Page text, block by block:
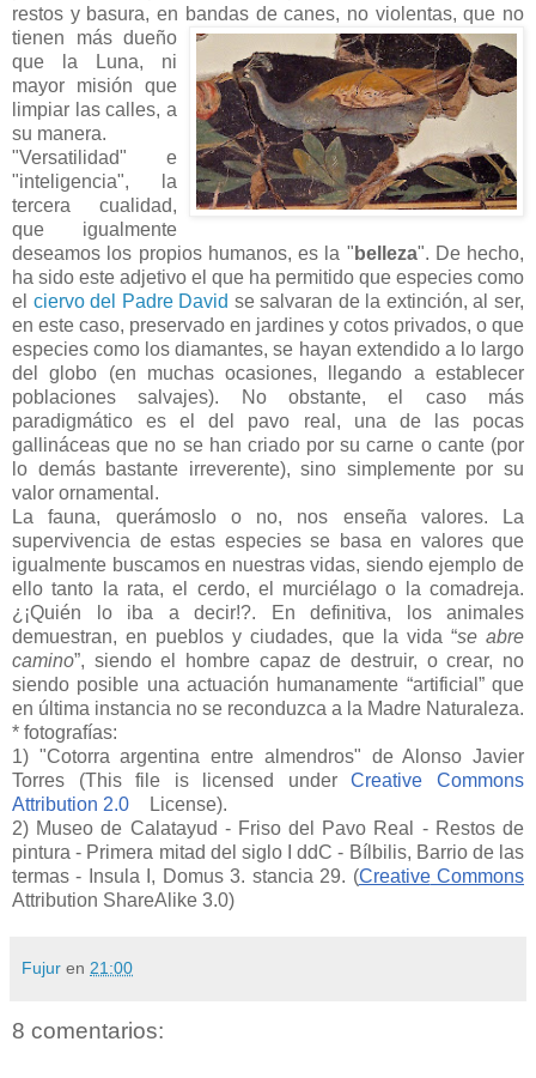
restos y basura, en bandas de canes, no violentas, que no
tienen más dueño
que la Luna, ni
mayor misión que
limpiar las calles, a
su manera.
"Versatilidad" e
"inteligencia", la
tercera cualidad,
que igualmente
deseamos los propios humanos, es la " belleza". De hecho,
ha sido este adjetivo el que ha permitido que especies como
el ciervo del Padre David se salvaran de la extinción, al ser,
en este caso, preservado en jardines y cotos privados, o que
especies como los diamantes, se hayan extendido a lo largo
del globo (en muchas ocasiones, llegando a establecer
poblaciones salvajes). No obstante, el caso más
paradigmático es el del pavo real, una de las pocas
gallináceas que no se han criado por su carne o cante (por
lo demás bastante irreverente), sino simplemente por su
valor ornamental.
La fauna, querámosloo no, nos enseña valores. La
supervivencia de estas especies se basa en valores que
igualmente buscamos en nuestras vidas, siendo ejemplo de
ello tanto la rata, el cerdo, el murciélago o la comadreja.
¿¡Quién lo iba a decir!?. En definitiva, los animales
demuestran, en pueblos y ciudades, que la vida “se abre
camino”, siendo el hombre capaz de destruir, o crear, no
siendo posible una actuación humanamente “artificial” que
en última instancia no se reconduzca a la Madre Naturaleza.
* fotografías:
1) "Cotorra argentina entre almendros" de Alonso Javier
Torres (Thisfile is licensed under Creative
Commons
Attribution 2.0 License).
2) Museo de Calatayud - Friso del Pavo Real - Restos de
pintura - Primera mitad del siglo IddC - Bílbilis, Barrio de las
termas -
Insula I, Domus3. stancia 29. (Creative Commons
Attribution ShareAlike 3.0)
Fujur en 21:00
8 comentarios: